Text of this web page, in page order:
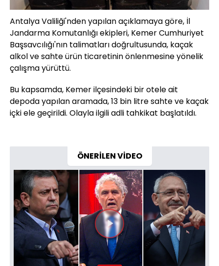
Antalya Valiliği'nden yapılan açıklamaya göre, İl
Jandarma Komutanlığı ekipleri, Kemer Cumhuriyet
Başsavcılığı'nın talimatları doğrultusunda, kaçak
alkol ve sahte ürün ticaretinin önlenmesine yönelik
çalışma yürüttü.
Bu kapsamda, Kemer ilçesindeki bir otele ait
depoda yapılan aramada, 13 bin litre sahte ve kaçak
içki ele geçirildi. Olayla ilgili adli tahkikat başlatıldı.
ÖNERİLEN VİDEO
Videoyu
Oynat